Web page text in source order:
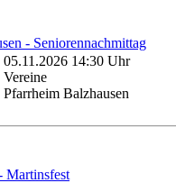
- Seniorennachmittag
05.11.2026 14:30 Uhr
Vereine
Pfarrheim Balzhausen
Martinsfest